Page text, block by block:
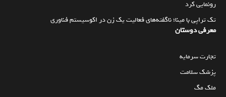
رونمایی کرد
تک تراپی با مینا؛ ناگفته‌های فعالیت یک زن در اکوسیستم فناوری
معرفی دوستان
تجارت سرمایه
پزشک سلامت
ملک مگ